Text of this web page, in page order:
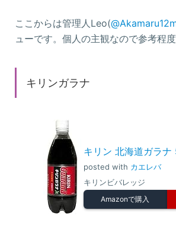
ここからは管理人Leo(
ューです。個人の主観なので参考程度
キリンガラナ
キリン 北海道ガラ
posted with カエレバ
キリンビバレッジ
Amazonで購入